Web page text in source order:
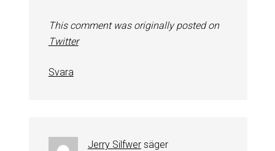
This comment was originally posted on
Twitter
Svara
Jerry Silfwer säger